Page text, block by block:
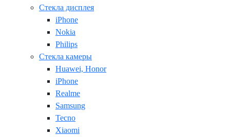
Стекла дисплея
iPhone
Nokia
Philips
Стекла камеры
Huawei, Honor
iPhone
Realme
Samsung
Tecno
Xiaomi